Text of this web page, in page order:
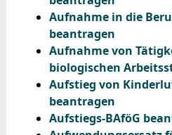
Aufnahme in die
beantragen
Aufnahme von
biologischen
Aufstieg von
beantragen
Aufstiegs-BAföG